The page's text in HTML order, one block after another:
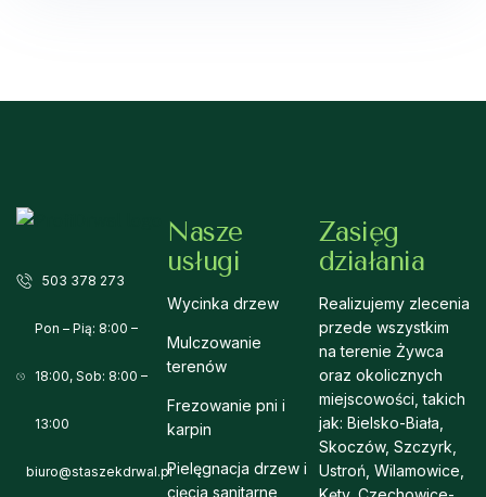
503 378 273
Pon – Pią: 8:00 –
18:00, Sob: 8:00 –
13:00
biuro@staszekdrwal.pl
Nasze
usługi
Wycinka drzew
Mulczowanie
terenów
Frezowanie pni i
karpin
Pielęgnacja drzew i
cięcia sanitarne
Zasięg
działania
Realizujemy zlecenia
przede wszystkim
na terenie Żywca
oraz okolicznych
miejscowości, takich
jak: Bielsko-Biała,
Skoczów, Szczyrk,
Ustroń, Wilamowice,